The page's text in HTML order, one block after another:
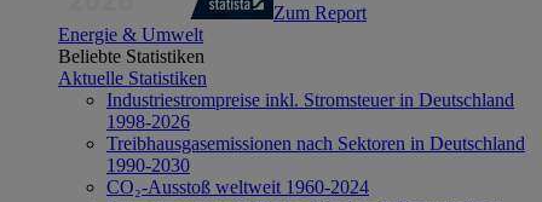
Zum Report
Energie & Umwelt
Beliebte Statistiken
Aktuelle Statistiken
Industriestrompreise inkl. Stromsteuer in Deutschland
1998-2026
Treibhausgasemissionen nach Sektoren in Deutschland
1990-2030
CO₂-Ausstoß weltweit 1960-2024